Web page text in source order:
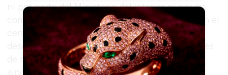
ni por parte del Ministerio del Interior ni por las
comunidades autónomas, así como que también el
centro de atención al drogodependiente que
desempeña labores en el interior de las prisiones
de nuestra provincia no lo hicieran mermados,
sino con el 100% de su personal.